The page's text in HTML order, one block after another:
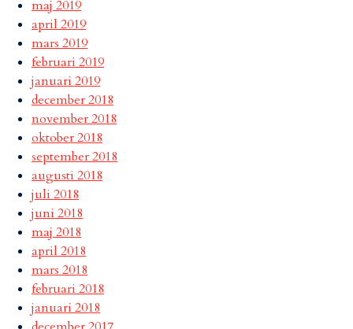
maj 2019
april 2019
mars 2019
februari 2019
januari 2019
december 2018
november 2018
oktober 2018
september 2018
augusti 2018
juli 2018
juni 2018
maj 2018
april 2018
mars 2018
februari 2018
januari 2018